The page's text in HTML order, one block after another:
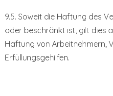
9.5. Soweit die Haftung des
oder beschränkt ist, gilt dies
Haftung von Arbeitnehmern,
Erfüllungsgehilfen.